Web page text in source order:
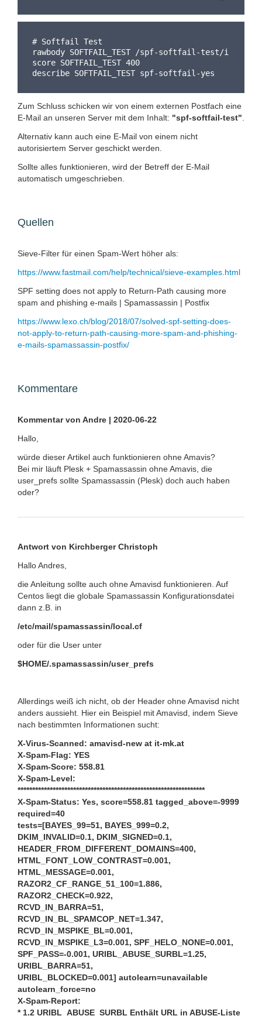
# Softfail Test
rawbody SOFTFAIL_TEST /spf-softfail-test/i
score SOFTFAIL_TEST 400
describe SOFTFAIL_TEST spf-softfail-yes
Zum Schluss schicken wir von einem externen Postfach eine
E-Mail an unseren Server mit dem Inhalt: "spf-softfail-test"
Alternativ kann auch eine E-Mail von einem nicht
autorisiertem Server geschickt werden.
Sollte alles funktionieren, wird der Betreff der E-Mail
automatisch umgeschrieben.
Quellen
Sieve-Filter für einen Spam-Wert höher als:
https://www.fastmail.com/help/technical/sieve-examples.html
SPF setting does not apply to Return-Path causing more
spam and phishing e-mails | Spamassassin | Postfix
https://www.lexo.ch/blog/2018/07/solved-spf-setting-does-
not-apply-to-return-path-causing-more-spam-and-phishing-
e-mails-spamassassin-postfix/
Kommentare
Kommentar von Andre | 2020-06-22
Hallo,
würde dieser Artikel auch funktionieren ohne Amavis?
Bei mir läuft Plesk + Spamassassin ohne Amavis, die
user_prefs sollte Spamassassin (Plesk) doch auch haben
oder?
Antwort von Kirchberger Christoph
Hallo Andres,
die Anleitung sollte auch ohne Amavisd funktionieren. Auf
Centos liegt die globale Spamassassin Konfigurationsdatei
dann z.B. in
/etc/mail/spamassassin/local.cf
oder für die User unter
$HOME/.spamassassin/user_prefs
Allerdings weiß ich nicht, ob der Header ohne Amavisd nicht
anders aussieht. Hier ein Beispiel mit Amavisd, indem Sieve
nach bestimmten Informationen sucht:
X-Virus-Scanned: amavisd-new at it-mk.at
X-Spam-Flag: YES
X-Spam-Score: 558.81
X-Spam-Level:
****************************************************************
X-Spam-Status: Yes, score=558.81 tagged_above=-9999
required=40
tests=[BAYES_99=51, BAYES_999=0.2,
DKIM_INVALID=0.1, DKIM_SIGNED=0.1,
HEADER_FROM_DIFFERENT_DOMAINS=400,
HTML_FONT_LOW_CONTRAST=0.001,
HTML_MESSAGE=0.001,
RAZOR2_CF_RANGE_51_100=1.886,
RAZOR2_CHECK=0.922,
RCVD_IN_BARRA=51,
RCVD_IN_BL_SPAMCOP_NET=1.347,
RCVD_IN_MSPIKE_BL=0.001,
RCVD_IN_MSPIKE_L3=0.001, SPF_HELO_NONE=0.001,
SPF_PASS=-0.001, URIBL_ABUSE_SURBL=1.25,
URIBL_BARRA=51,
URIBL_BLOCKED=0.001] autolearn=unavailable
autolearn_force=no
X-Spam-Report:
* 1.2 URIBL_ABUSE_SURBL Enthält URL in ABUSE-Liste